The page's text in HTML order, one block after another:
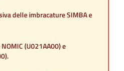
delle imbracature SIMBA e
(U021AA00) e